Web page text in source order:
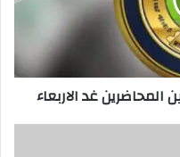
المحاضرين غد الاربعاء